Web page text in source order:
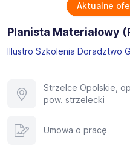
Aktualne
Planista Materiałowy
Illustro Szkolenia Doradztwo
Strzelce Opolskie,
pow. strzelecki
Umowa o pracę